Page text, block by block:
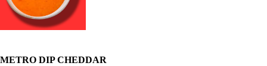
METRO DIP CHEDDAR